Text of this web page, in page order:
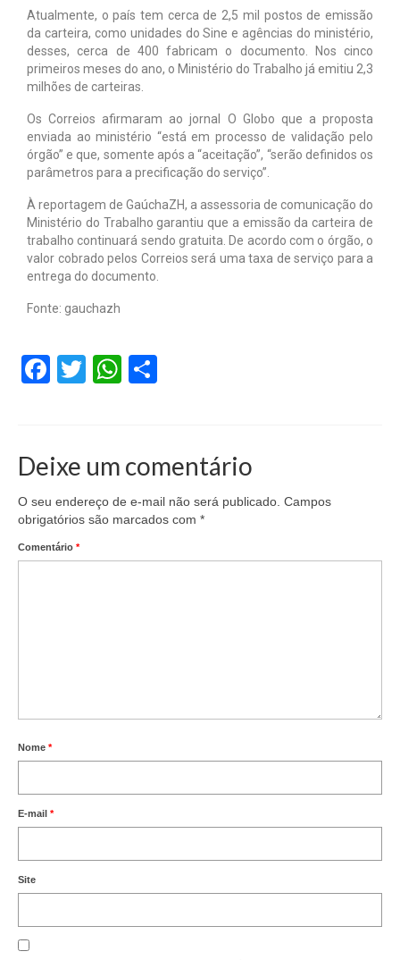
Atualmente, o país tem cerca de 2,5 mil postos de emissão
da carteira, como unidades do Sine e agências do ministério,
desses, cerca de 400 fabricam o documento. Nos cinco
primeiros meses do ano, o Ministério do Trabalho já emitiu 2,3
milhões de carteiras.
Os Correios afirmaram ao jornal O Globo que a proposta
enviada ao ministério “está em processo de validação pelo
órgão” e que, somente após a “aceitação”, “serão definidos os
parâmetros para a precificação do serviço”.
À reportagem de GaúchaZH, a assessoria de comunicação do
Ministério do Trabalho garantiu que a emissão da carteira de
trabalho continuará sendo gratuita. De acordo com o órgão, o
valor cobrado pelos Correios será uma taxa de serviço para a
entrega do documento.
Fonte: gauchazh
Facebook
TwitterWhatsApp
Deixe um comentário
O seu endereço de e-mail não será publicado. Campos
obrigatórios são marcados com *
Comentário *
Nome *
E-mail *
Site